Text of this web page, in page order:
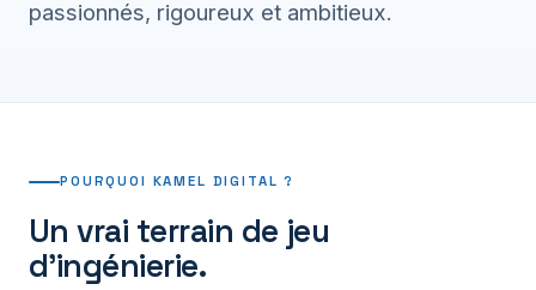
passionnés, rigoureux et ambitieux.
POURQUOI KAMEL DIGITAL ?
Un vrai terrain de jeu
d'ingénierie.